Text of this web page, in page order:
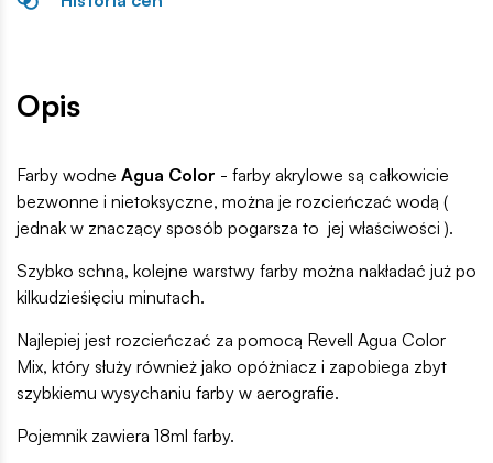
Opis
Farby wodne Agua Color - farby akrylowe są całkowicie
bezwonne i nietoksyczne, można je rozcieńczać wodą (
jednak w znaczący sposób pogarsza to jej właściwości ).
Szybko schną, kolejne warstwy farby można nakładać już po
kilkudzieśięciu minutach.
Najlepiej jest rozcieńczać za pomocą Revell Agua Color
Mix, który służy również jako opóżniacz i zapobiega zbyt
szybkiemu wysychaniu farby w aerografie.
Pojemnik zawiera 18ml farby.